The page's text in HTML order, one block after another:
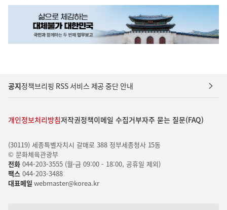
공지정책브리핑 RSS 서비스 제공 중단 안내
개인정보처리방침저작권정책이메일 수집거부자주 묻는 질문(FAQ)
(30119) 세종특별자치시 갈매로 388 정부세종청사 15동
© 문화체육관광부
전화044-203-3555 (월-금 09:00 - 18:00, 공휴일 제외)
팩스044-203-3488
대표메일 webmaster@korea.kr